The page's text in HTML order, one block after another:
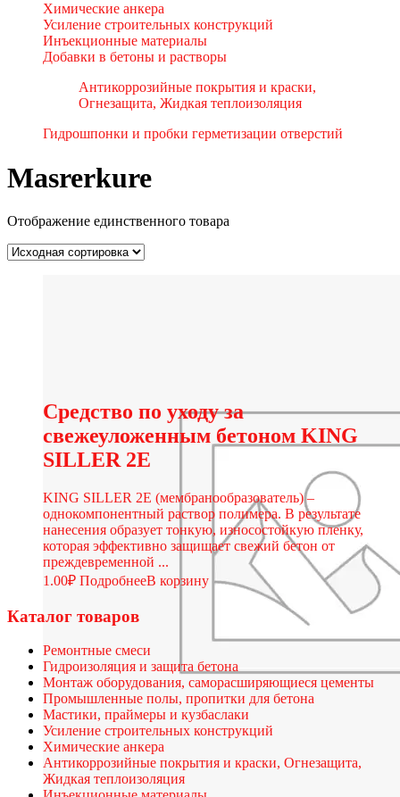
Химические анкера
Усиление строительных конструкций
Инъекционные материалы
Добавки в бетоны и растворы
Антикоррозийные покрытия и краски,
Огнезащита, Жидкая теплоизоляция
Гидрошпонки и пробки герметизации отверстий
Masrerkure
Отображение единственного товара
Средство по уходу за
свежеуложенным бетоном KING
SILLER 2E
KING SILLER 2E (мембранообразователь) –
однокомпонентный раствор полимера. В результате
нанесения образует тонкую, износостойкую пленку,
которая эффективно защищает свежий бетон от
преждевременной ...
1.00₽ ПодробнееВ корзину
Каталог товаров
Ремонтные смеси
Гидроизоляция и защита бетона
Монтаж оборудования, саморасширяющиеся цементы
Промышленные полы, пропитки для бетона
Мастики, праймеры и кузбаслаки
Усиление строительных конструкций
Химические анкера
Антикоррозийные покрытия и краски, Огнезащита,
Жидкая теплоизоляция